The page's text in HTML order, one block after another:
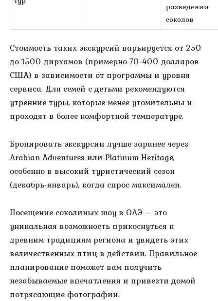
разведении
соколов
Стоимость таких экскурсий варьируется от 250
до 1500 дирхамов (примерно 70-400 долларов
США) в зависимости от программы и уровня
сервиса. Для семей с детьми рекомендуются
утренние туры, которые менее утомительны и
проходят в более комфортной температуре.
Бронировать экскурсии лучше заранее через
Arabian Adventures или Platinum Heritage,
особенно в высокий туристический сезон
(декабрь-январь), когда спрос максимален.
Посещение соколиных шоу в ОАЭ — это
уникальная возможность прикоснуться к
древним традициям региона и увидеть этих
величественных птиц в действии. Правильное
планирование поможет вам получить
незабываемые впечатления и привезти домой
потрясающие фотографии.